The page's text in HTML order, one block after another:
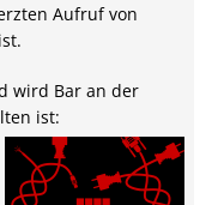
Aufruf von
wird Bar an der
ist: